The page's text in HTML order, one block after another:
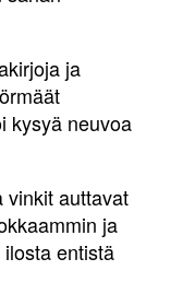
ja
kysyä neuvoa
vinkit auttavat
ja
entistä